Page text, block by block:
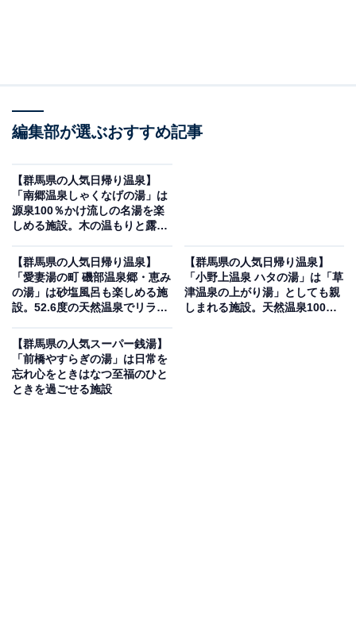
らしの中にあふれる「なぜ？」「どうして？」を分かりやすく伝え
るAll About発のニュースメディアです。お金や仕事、恋愛、ITに関
する疑問に対して専門家が分かりやすく回答するほか、エンタメ情
オールアバウトに還元されることがあります。
「かわば田園温泉『楽楽の湯』」は空と山と田園
風景につつまれた日帰り天然温泉
「かわば田園温泉『楽楽の湯』」は、道の駅「川場田園
プラザ」のすぐそばにある、素朴でこじんまりとした日
場や、長閑かさを満喫できる露天風呂、心を癒す日本庭
園風ガーデンがあり、非日常に浸りながらほっと一息つ
けるくつろぎの空間を提供しています。
編集部が選ぶおすすめ記事
【群馬県の人気日帰り温泉】
「南郷温泉しゃくなげの湯」は
源泉100％かけ流しの名湯を楽
しめる施設。木の温もりと露天
【群馬県の人気日帰り温泉】
「愛妻湯の町 磯部温泉郷・恵み
の湯」は砂塩風呂も楽しめる施
設。52.6度の天然温泉でリラッ
【群馬県の人気日帰り温泉】
「小野上温泉 ハタの湯」は「草
津温泉の上がり湯」としても親
しまれる施設。天然温泉100%
【群馬県の人気スーパー銭湯】
「前橋やすらぎの湯」は日常を
忘れ心をときはなつ至福のひと
ときを過ごせる施設